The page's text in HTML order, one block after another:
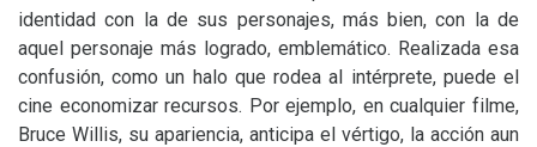
identidad con la de sus personajes, más bien, con la de
aquel personaje más logrado, emblemático. Realizada esa
confusión, como un halo que rodea al intérprete, puede el
cine economizar recursos. Por ejemplo, en cualquier filme,
Bruce Willis, su apariencia, anticipa el vértigo, la acción aun